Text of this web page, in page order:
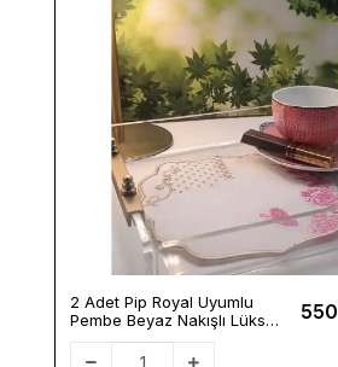
2 Adet Pip Royal Uyumlu
Pembe Beyaz Nakışlı Lüks
Keten Sunum Peçetesi